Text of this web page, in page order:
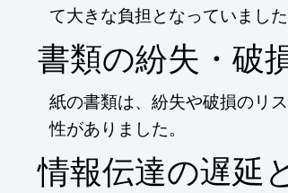
て大きな負担となっていました
書類の紛失・破
紙の書類は、紛失や破損のリ
性がありました。
情報伝達の遅延